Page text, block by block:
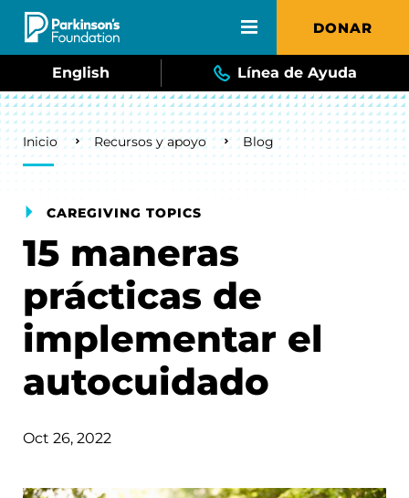
Skip to main content DONAR
English Línea de Ayuda
Breadcrumb
Inicio Recursos y apoyo Blog
CAREGIVING TOPICS
15 maneras
prácticas de
implementar el
autocuidado
Oct 26, 2022